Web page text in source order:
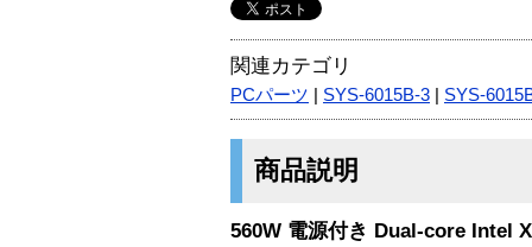
関連カテゴリ
PCパーツ SYS-6015B-3 SYS-
商品説明
560W 電源付き Dual-core Intel